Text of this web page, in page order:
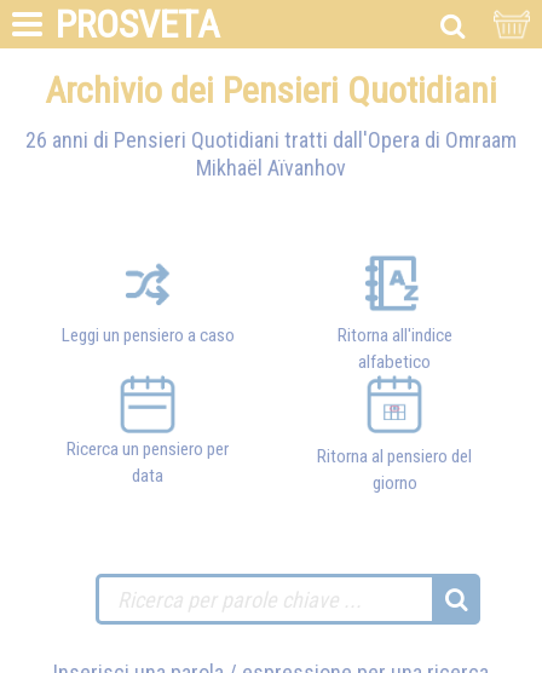
PROSVETA
Archivio dei Pensieri Quotidiani
26 anni di Pensieri Quotidiani tratti dall'Opera di Omraam
Mikhaël Aïvanhov
Leggi un pensiero a caso
Ritorna all'indice
alfabetico
Ricerca un pensiero per
data
Ritorna al pensiero del
giorno